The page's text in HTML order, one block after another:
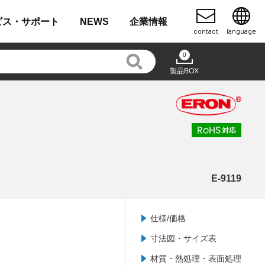
・ サポート NEWS 企業情報
contact language
0
製品BOX
E-9119
仕様/価格
寸法図・サイズ表
材質・熱処理・表面処理